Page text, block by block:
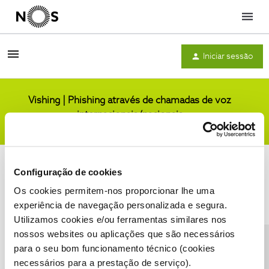
Configuração de cookies
Os cookies permitem-nos proporcionar lhe uma
experiência de navegação personalizada e segura.
Utilizamos cookies e/ou ferramentas similares nos
nossos websites ou aplicações que são necessários
para o seu bom funcionamento técnico (cookies
necessários para a prestação de serviço).
Menu
Iniciar sessão
Vishing | Phishing através de chamadas de voz
internacionais/nacionais
Condições do Fórum NOS Accessibility statement